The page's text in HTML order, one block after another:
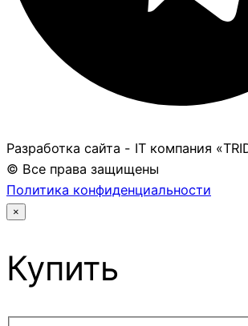
Разработка сайта - IT компания
© Все права защищены
Политика конфиденциальности
×
Купить